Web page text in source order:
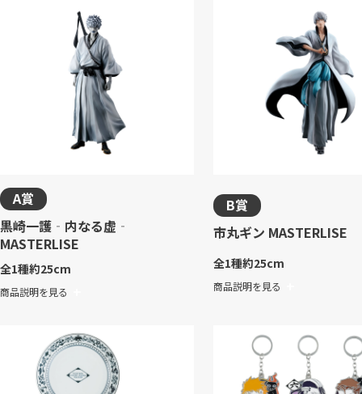
A賞
黒崎一護‐内なる虚‐
MASTERLISE
全1種約25cm
商品説明を見る
B賞
市丸ギン MASTERLISE
全1種約25cm
商品説明を見る